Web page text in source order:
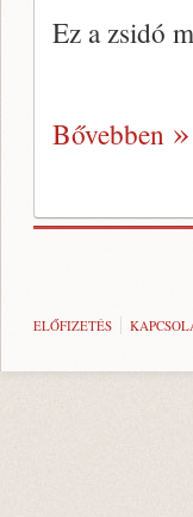
Ez a zsidó
Bővebben
ELŐFIZETÉS